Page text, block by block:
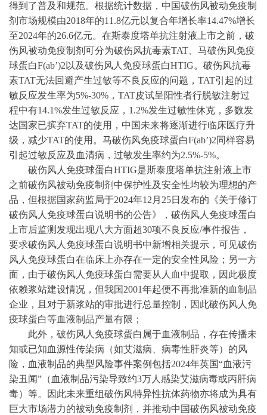
得到了普及和规范。根据统计数据，中国破伤风被动免疫制
剂市场规模由2018年的11.8亿元以复合年增长率14.47%增长
至2024年的26.6亿元。在斯泰度塔单抗注射液上市之前，破
伤风被动免疫制剂可分为破伤风抗毒素TAT、马破伤风免疫
球蛋白F(ab’)2以及破伤风人免疫球蛋白HTIG。破伤风抗毒
素TAT无法回避产生过敏等不良反应的问题，TAT引起的过
敏反应发生率为5%-30%，TAT皮试呈阳性者行脱敏注射过
程中有14.1%发生过敏反应，1.2%发生过敏性休克，多数发
达国家已摈弃TAT的使用，中国未来将逐渐进行临床医疗升
级，减少TAT的使用。马破伤风免疫球蛋白F(ab’)2同样容易
引起过敏反应及血清病，过敏发生率约为2.5%-5%。
破伤风人免疫球蛋白HTIG是斯泰度塔单抗注射液上市
之前破伤风被动免疫制剂中保护性及安全性均较为理想的产
品，但根据国家药监局于2024年12月25日发布的《关于修订
破伤风人免疫球蛋白说明书的公告》，破伤风人免疫球蛋白
上市后监测发现出现八大方面超30项不良反应/事件报告，
要求破伤风人免疫球蛋白说明书中新增相关提示，可见破伤
风人免疫球蛋白在临床上亦存在一定的安全性风险；另一方
面，由于破伤风人免疫球蛋白需要从人血中提取，因此极度
依赖浆站建设情况，但我国2001年起便不再批准新的血制品
企业，且对于新浆站的审批进行总量控制，因此破伤风人免
疫球蛋白等血液制品产量有限；
此外，破伤风人免疫球蛋白属于血液制品，存在传播未
知或已知血源性传染病（如艾滋病、病毒性肝炎等）的风
险，血液制品的典型风险事件案例包括2024年英国“血液污
染丑闻”（血液制品污染导致约3万人感染艾滋病毒或丙肝病
毒）等。因此未来重组破伤风特异性抗体药物亦将成为具有
巨大市场潜力的被动免疫制剂，并推动中国破伤风被动免疫